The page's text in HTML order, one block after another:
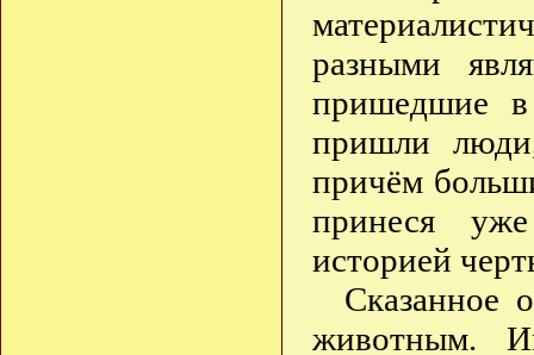
разными
пришедшие в
пришли
причём
принеся
историей
Сказанное
животным.